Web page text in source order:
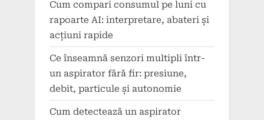
Cum compari consumul pe luni cu
rapoarte AI: interpretare, abateri și
acțiuni rapide
Ce înseamnă senzori multipli într-
un aspirator fără fir: presiune,
debit, particule și autonomie
Cum detectează un aspirator